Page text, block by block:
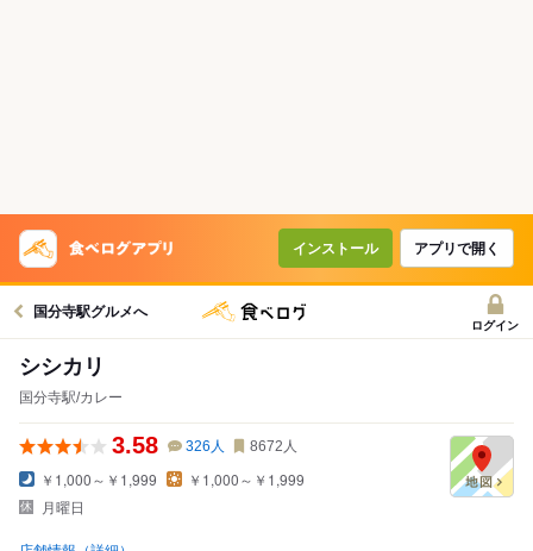
インストール アプリで開く
国分寺駅グルメへ
ログイン
シシカリ
国分寺駅/カレー
3.58 326 人 8672 人
￥1,000～￥1,999
￥1,000～￥1,999
月曜日